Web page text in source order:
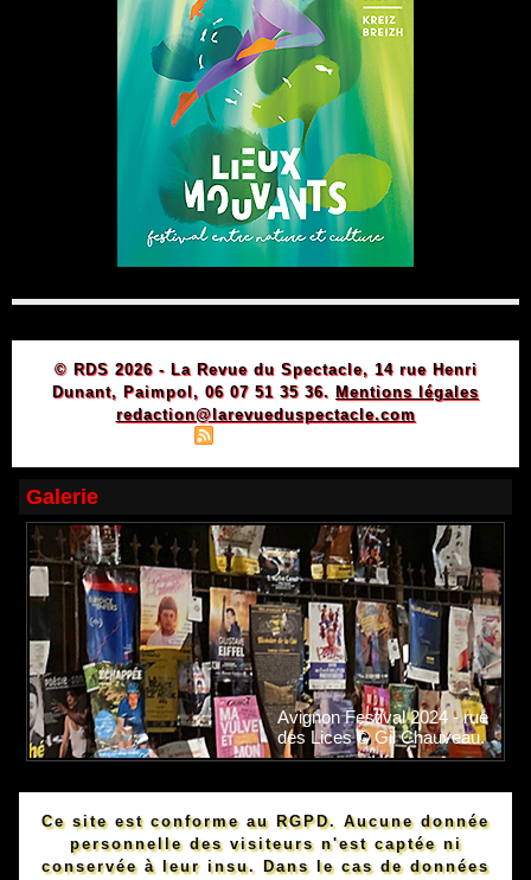
© RDS 2026 - La Revue du Spectacle, 14 rue Henri
Dunant, Paimpol, 06 07 51 35 36. Mentions légales
redaction@larevueduspectacle.com
Galerie
Avignon Festival 2024 - rue
des Lices © Gil Chauveau.
Ce site est conforme au RGPD. Aucune donnée
personnelle des visiteurs n'est captée ni
conservée à leur insu. Dans le cas de données